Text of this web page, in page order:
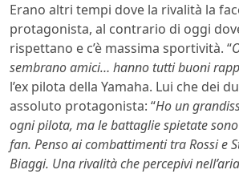
Erano altri tempi dove la rivalità la
protagonista, al contrario di oggi
rispettano e c’è massima sportività. “
sembrano amici… hanno tutti buoni
l’ex pilota della Yamaha. Lui che dei
assoluto protagonista: “Ho un
ogni pilota, ma le battaglie spietate
fan. Penso ai combattimenti tra Rossi e
Biaggi. Una rivalità che percepivi nell’aria